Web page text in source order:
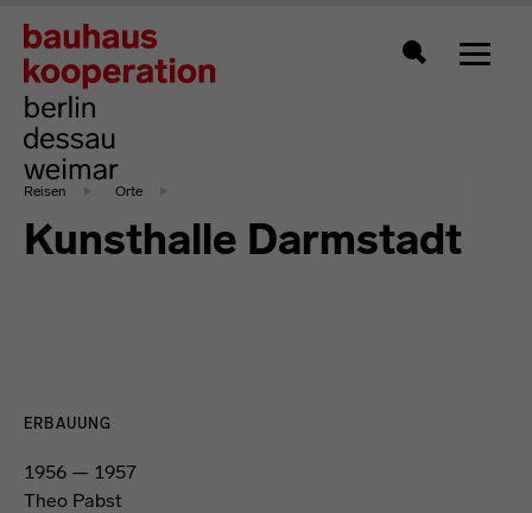
Zeigt
Reisen Orte
Kunsthalle Darmstadt
ERBAUUNG
1956 — 1957
Theo Pabst